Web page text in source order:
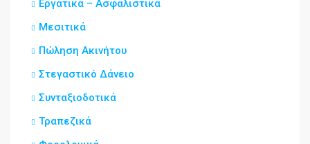
Εργατικά – Ασφαλιστικά
Μεσιτικά
Πώληση Ακινήτου
Στεγαστικό Δάνειο
Συνταξιοδοτικά
Τραπεζικά